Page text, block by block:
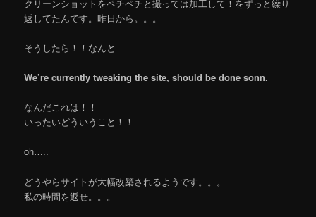
クリーンショットをペチペチと撮っては加工して！をずっと繰り
返してたんです。昨日から。。。
そうしたら！！なんと
We’re currently tweaking the site, should be done sonn.
なんだこれは！！
いったいどういうこと！！
oh…..
どうやらサイトが大幅改築されるようです。。。
私の時間を返せ。。。